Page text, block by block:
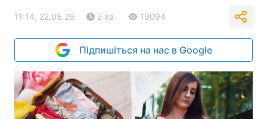
11:14, 22.05.26 2 хв. 19094
Підпишіться на нас в Google